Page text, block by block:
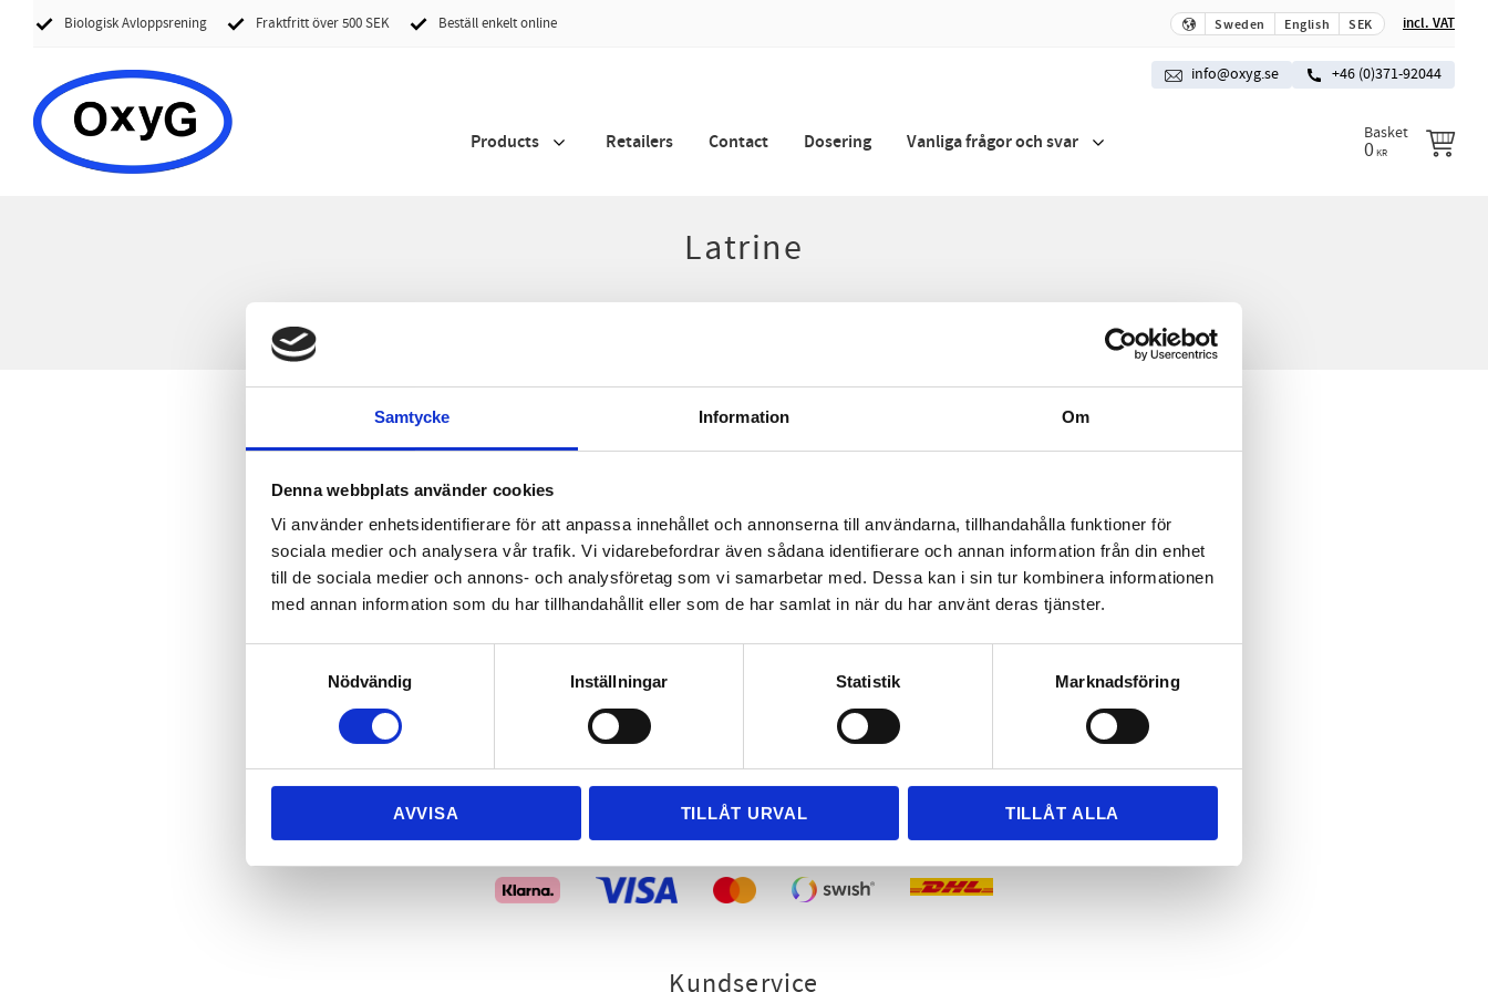
Samtycke Information Om
Denna webbplats använder cookies
Vi använder enhetsidentifierare för att anpassa innehållet och annonserna till användarna, tillhandahålla funktioner för
sociala medier och analysera vår trafik. Vi vidarebefordrar även sådana identifierare och annan information från din enhet
till de sociala medier och annons- och analysföretag som vi samarbetar med. Dessa kan i sin tur kombinera informationen
med annan information som du har tillhandahållit eller som de har samlat in när du har använt deras tjänster.
Nödvändig
Inställningar Statistik Marknadsföring
AVVISA TILLÅT URVAL TILLÅT ALLA
Biologisk Avloppsrening Fraktfritt över 500 SEK Beställ enkelt online Sweden English SEK incl. VAT
Products Retailers Contact Dosering Vanliga frågor och svar
info@oxyg.se +46 (0)371-92044
Basket
0KR
Latrine
OxyG AB
E-mail:info@oxyg.se
Opening hours: Monday- Friday 8-17
Handla tryggt och smidigt
Kundservice